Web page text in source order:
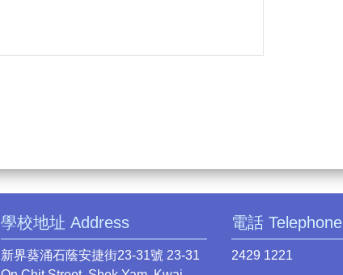
學校地址 Address
新界葵涌石蔭安捷街23-31號 23-31
電話 Telephone
2429 1221